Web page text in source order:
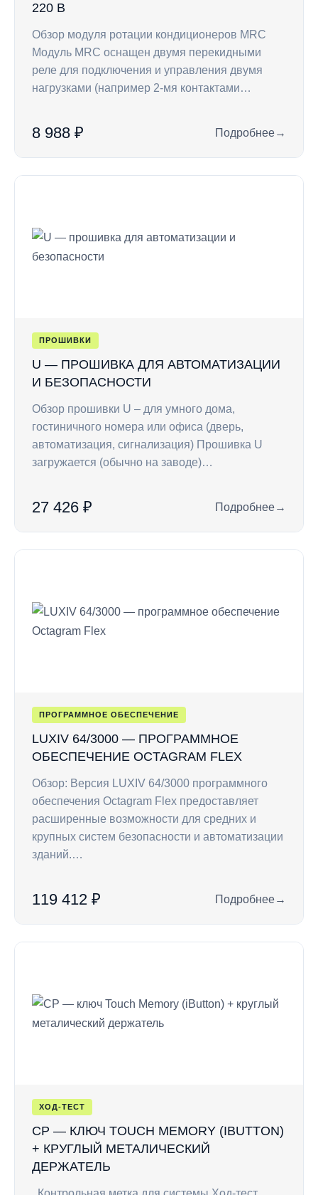
220 В
Обзор модуля ротации кондиционеров MRC
Модуль MRC оснащен двумя перекидными
реле для подключения и управления двумя
нагрузками (например 2-мя контактами…
8 988 ₽ Подробнее
: MRC — блок
→
ПРОШИВКИ
U — ПРОШИВКА ДЛЯ АВТОМАТИЗАЦИИ
И БЕЗОПАСНОСТИ
Обзор прошивки U – для умного дома,
гостиничного номера или офиса (дверь,
автоматизация, сигнализация) Прошивка U
загружается (обычно на заводе)…
27 426 ₽ Подробнее
: U — прошивка
→
ПРОГРАММНОЕ ОБЕСПЕЧЕНИЕ
LUXIV 64/3000 — ПРОГРАММНОЕ
ОБЕСПЕЧЕНИЕ OCTAGRAM FLEX
Обзор: Версия LUXIV 64/3000 программного
обеспечения Octagram Flex предоставляет
расширенные возможности для средних и
крупных систем безопасности и автоматизации
зданий.…
119 412 ₽ Подробнее
: LUXIV 64/3000 —
→
ХОД-ТЕСТ
CP — КЛЮЧ TOUCH MEMORY (IBUTTON)
+ КРУГЛЫЙ МЕТАЛИЧЕСКИЙ
ДЕРЖАТЕЛЬ